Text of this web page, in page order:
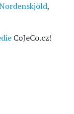
,
CoJeCo.cz!